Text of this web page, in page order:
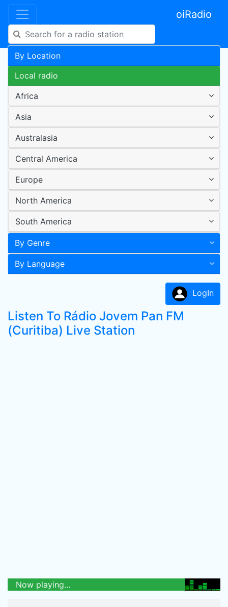
oiRadio
By Location
Local radio
Africa
Asia
Australasia
Central America
Europe
North America
South America
By Genre
By Language
LogIn
Listen To Rádio Jovem Pan FM
(Curitiba) Live Station
Now playing...